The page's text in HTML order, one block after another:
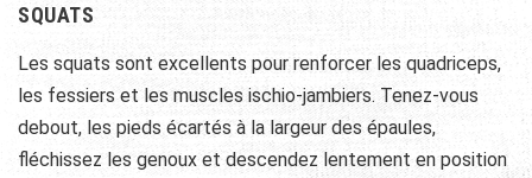
SQUATS
Les squats sont excellents pour renforcer les quadriceps,
les fessiers et les muscles ischio-jambiers. Tenez-vous
debout, les pieds écartés à la largeur des épaules,
fléchissez les genoux et descendez lentement en position